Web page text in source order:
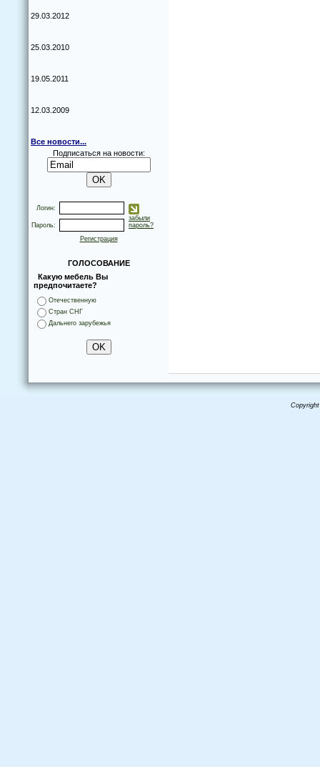
29.03.2012
25.03.2010
19.05.2011
12.03.2009
Все новости...
Подписаться на новости:
Логин:
Пароль:
забыли
пароль?
Регистрация
ГОЛОСОВАНИЕ
Какую мебель Вы
предпочитаете?
Отечественную
Стран СНГ
Дальнего зарубежья